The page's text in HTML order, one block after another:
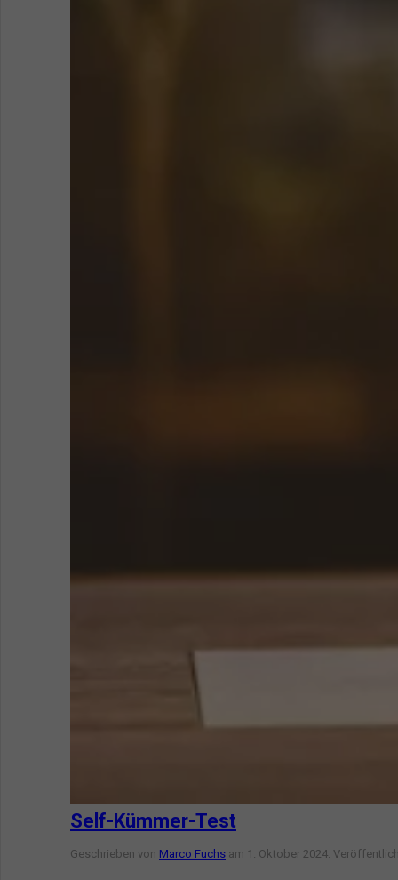
Self-Kümmer-Test
Geschrieben von Marco Fuchs am 1. Oktober 2024 .